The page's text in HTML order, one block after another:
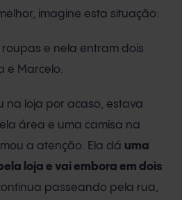
imagine esta situação:
e nela entram dois
e Marcelo.
na loja por acaso, estava
área e uma camisa na
a atenção. Ela dá uma
loja e vai embora em dois
passeando pela rua,